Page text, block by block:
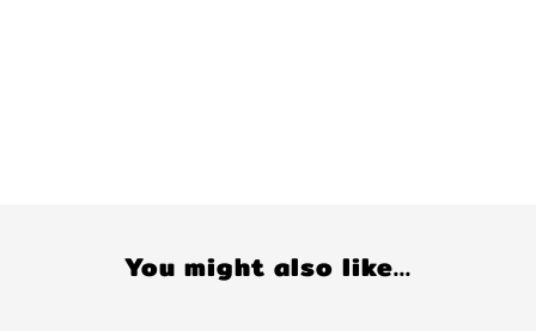
You might also like...